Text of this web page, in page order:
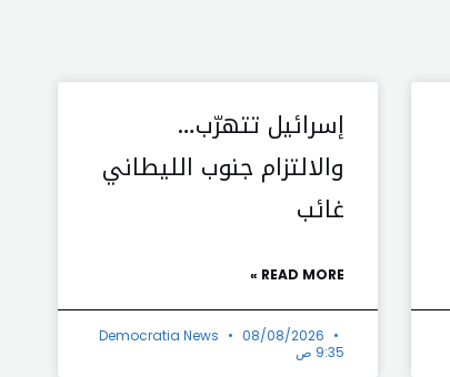
إسرائيل تتهرّب…
والالتزام جنوب الليطاني
غائب
READ MORE »
Democratia News
08/08/2026
9:35 ص